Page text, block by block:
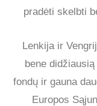
pradėti skelbti
Lenkija ir
bene
fondų ir gauna
Europos